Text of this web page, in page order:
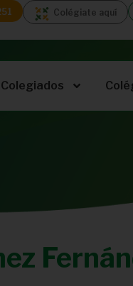
Colégiate aquí
Colegiados